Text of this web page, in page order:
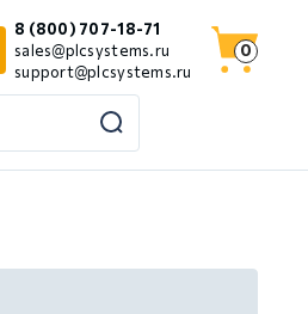
8 (800) 707-18-71
sales@plcsystems.ru
support@plcsystems.ru
0